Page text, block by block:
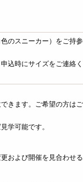
のスニーカー）をご持
込時にサイズをご連絡
きます。ご希望の方は
学可能です。
および開催を見合わせ